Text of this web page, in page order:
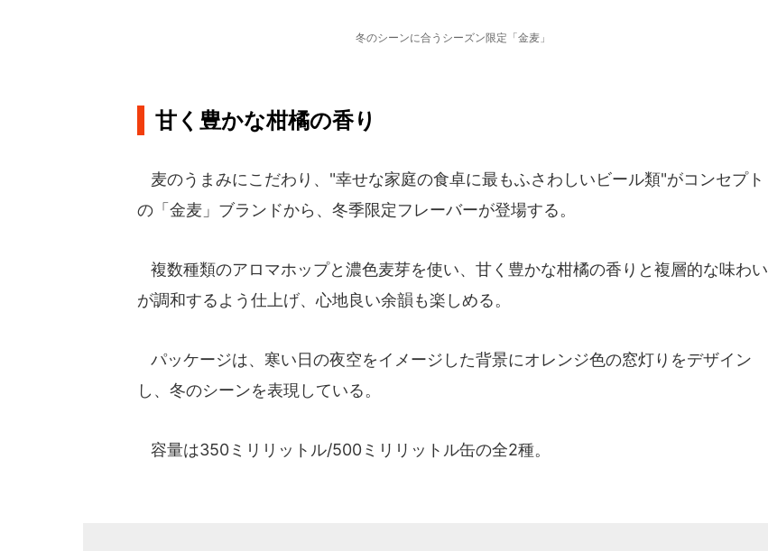
冬のシーンに合うシーズン限定「金麦」
甘く豊かな柑橘の香り
麦のうまみにこだわり、"幸せな家庭の食卓に最もふさわしいビール類"がコンセプト
の「金麦」ブランドから、冬季限定フレーバーが登場する。
複数種類のアロマホップと濃色麦芽を使い、甘く豊かな柑橘の香りと複層的な味わい
が調和するよう仕上げ、心地良い余韻も楽しめる。
パッケージは、寒い日の夜空をイメージした背景にオレンジ色の窓灯りをデザイン
し、冬のシーンを表現している。
容量は350ミリリットル/500ミリリットル缶の全2種。